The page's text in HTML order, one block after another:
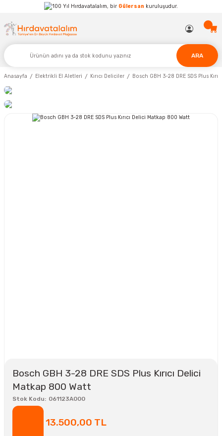
Hırdavatalalım, bir Gülersan kuruluşudur.
ARA
Anasayfa Elektrikli El Aletleri Kırıcı Deliciler Bosch GBH 3-28 DRE SDS Plus
Bosch GBH 3-28 DRE SDS Plus Kırıcı Delici
Matkap 800 Watt
Stok Kodu 061123A000
13.500,00 TL